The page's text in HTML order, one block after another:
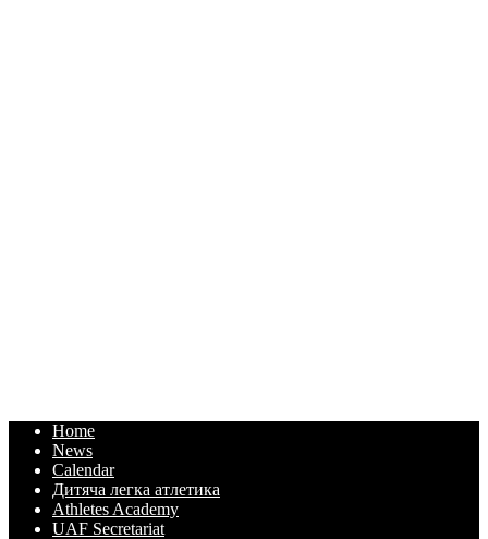
Home
News
Calendar
Дитяча легка атлетика
Athletes Academy
UAF Secretariat